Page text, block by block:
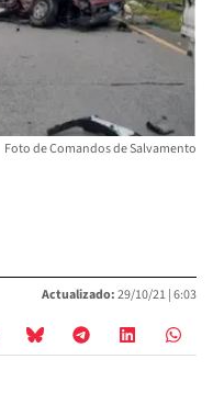
Foto de Comandos de Salvamento
Actualizado:29/10/21 |6:03